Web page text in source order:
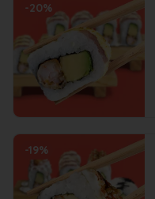
-20%
-19%